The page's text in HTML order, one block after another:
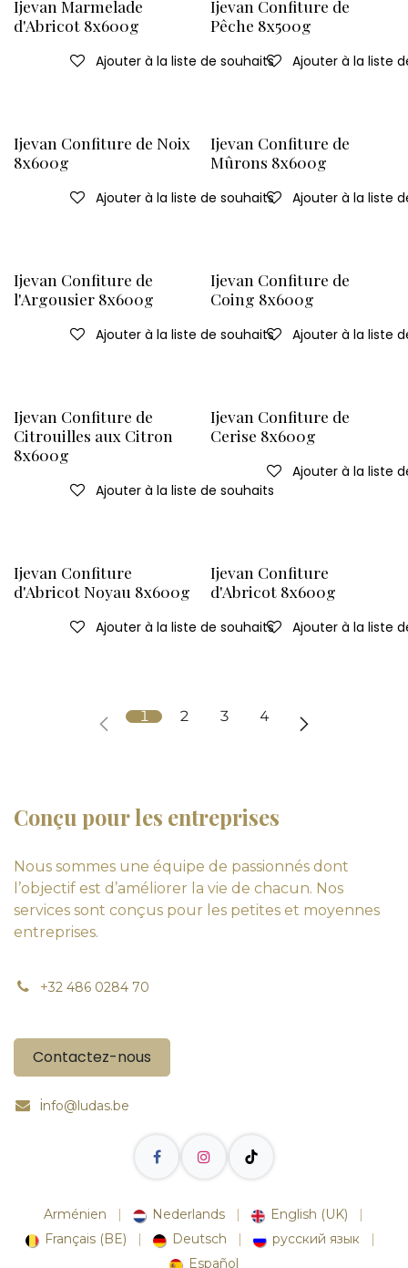
Ijevan Marmelade
d'Abricot 8x600g
Ajouter à la liste de souhaits
Ijevan Confiture de
Pêche 8x500g
Ajouter à la liste
Ijevan Confiture de Noix
8x600g
Ajouter à la liste de souhaits
Ijevan Confiture de
Mûrons 8x600g
Ajouter à la liste
Ijevan Confiture de
l'Argousier 8x600g
Ajouter à la liste de souhaits
Ijevan Confiture de
Coing 8x600g
Ajouter à la liste
Ijevan Confiture de
Citrouilles aux Citron
8x600g
Ajouter à la liste de souhaits
Ijevan Confiture de
Cerise 8x600g
Ajouter à la liste
Ijevan Confiture
d'Abricot Noyau 8x600g
Ajouter à la liste de souhaits
Ijevan Confiture
d'Abricot 8x600g
Ajouter à la liste
1 2 3 4
Conçu pour les entreprises
Nous sommes une équipe de passionnés dont
l’objectif est d’améliorer la vie de chacun. Nos
services sont conçus pour les petites et moyennes
entreprises.
+32 486 0284 70
Contactez-nous
info@ludas.be
Arménien | Nederlands | English (UK)
|
Français (BE)
| Deutsch | русский язык
|
Español